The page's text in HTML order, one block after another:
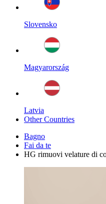
Slovensko
Magyarország
Latvia
Other Countries
Bagno
Fai da te
HG rimuovi velature di